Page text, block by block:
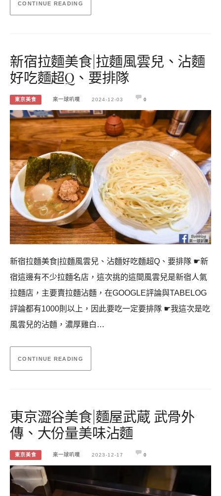
CONTINUE READING
新宿拉麵美食|拉麵風雲兒、沾麵
好吃麵超Q、要排隊
東京美食 來一球叭噗 2024-12-03 0
新宿拉麵美食|拉麵風雲兒、沾麵好吃麵超Q、要排隊 ☛新
宿這邊有不少拉麵名店，這次挑的這間風雲兒是新宿人氣
拉麵店，主要賣拉麵沾麵，在GOOGLE評論與TABELOG
評論都有1000則以上，因此要吃一定要排隊 ☛我這次是吃
風雲兒的沾麵，濃厚雞白…
CONTINUE READING
東京澀谷美食|麵屋武蔵 武骨外
傳、大份量美味沾麵
東京美食 來一球叭噗 2023-12-17 0